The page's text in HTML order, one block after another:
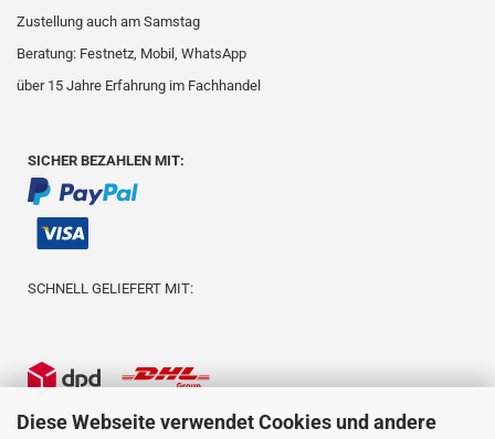
Diese Webseite verwendet Cookies und andere
Zustellung auch am Samstag
Beratung: Festnetz, Mobil, WhatsApp
über 15 Jahre Erfahrung im Fachhandel
SICHER BEZAHLEN MIT:
SCHNELL GELIEFERT MIT: